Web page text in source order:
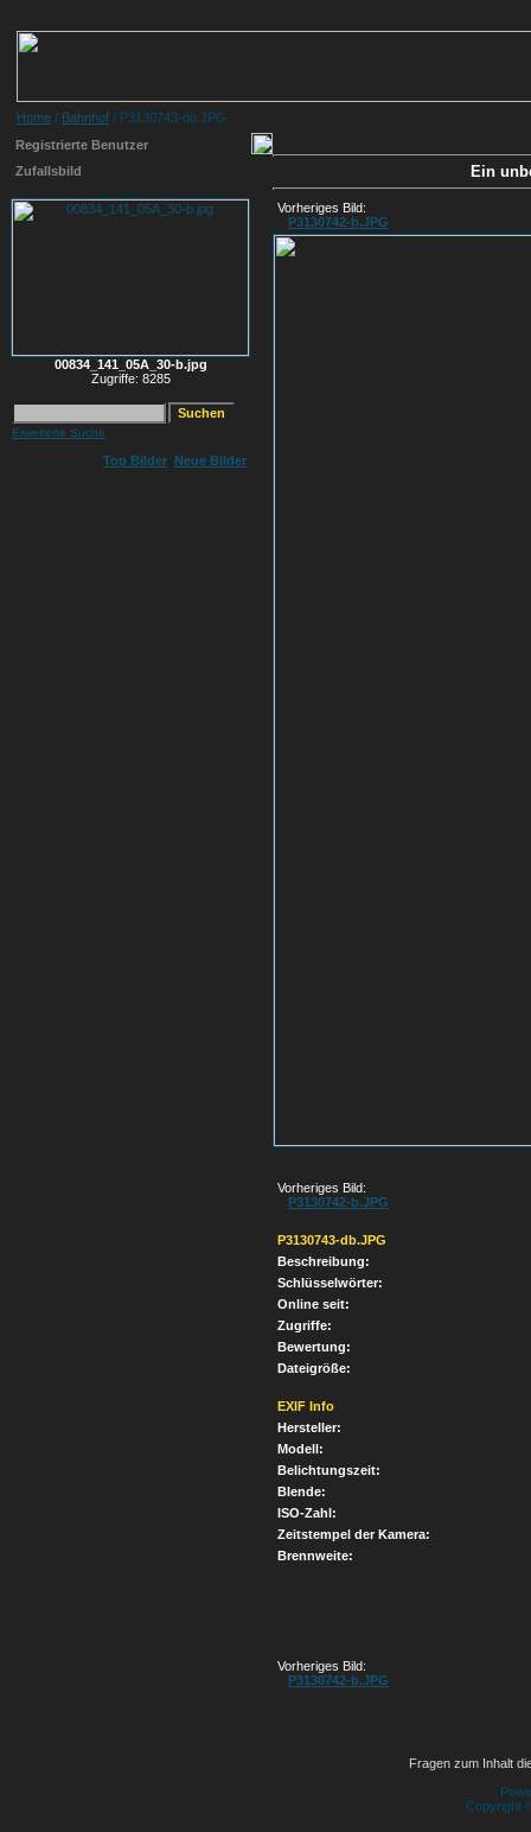
Home / Bahnhof / P3130743-db.JPG
Registrierte Benutzer
Zufallsbild
00834_141_05A_30-b.jpg
Zugriffe: 8285
Erweiterte Suche
Top Bilder Neue Bilder
Ein
Vorheriges Bild:
P3130742-b.JPG
Vorheriges Bild:
P3130742-b.JPG
P3130743-db.JPG
Beschreibung:
Schlüsselwörter:
Online seit:
Zugriffe:
Bewertung:
Dateigröße:
EXIF Info
Hersteller:
Modell:
Belichtungszeit:
Blende:
ISO-Zahl:
Zeitstempel der Kamera:
Brennweite:
Vorheriges Bild:
P3130742-b.JPG
Fragen zum Inhalt
Copyright